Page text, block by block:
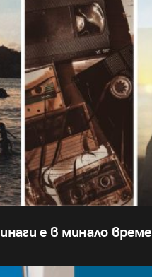
е в минало време